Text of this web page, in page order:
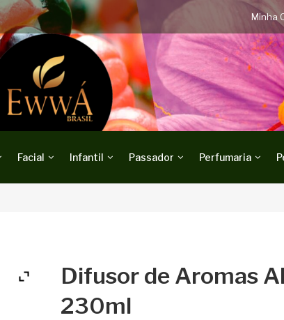
Minha
Facial Infantil Passador Perfumaria
Difusor de Aromas
230ml